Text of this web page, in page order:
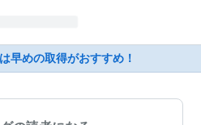
早めの取得がおすすめ！